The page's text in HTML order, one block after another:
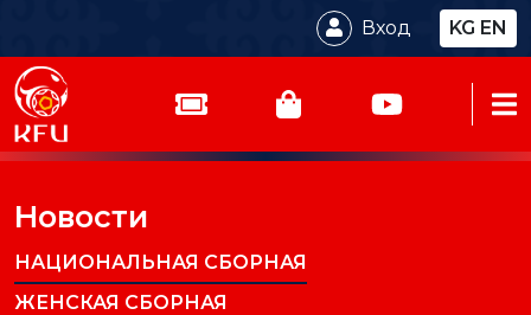
Вход KG EN
Новости
НАЦИОНАЛЬНАЯ СБОРНАЯ
ЖЕНСКАЯ СБОРНАЯ